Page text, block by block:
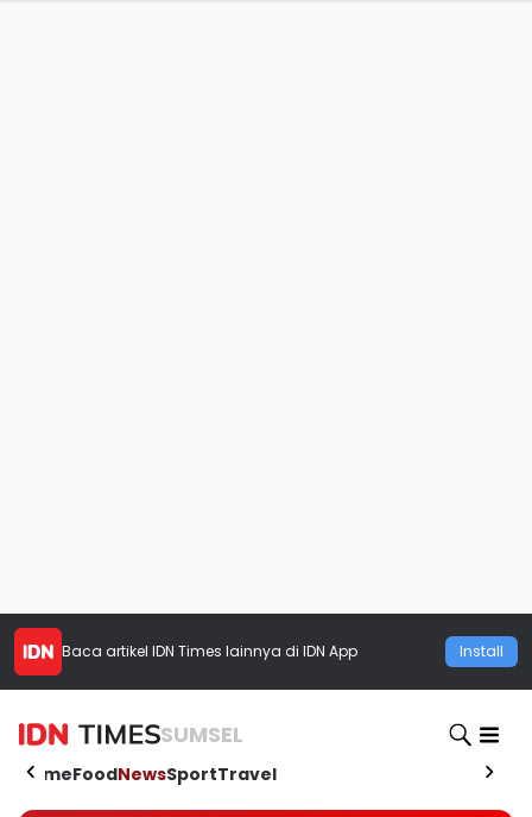
Baca artikel IDN Times lainnya di IDN App Install
SUMSEL
HomeFoodNewsSportTravel